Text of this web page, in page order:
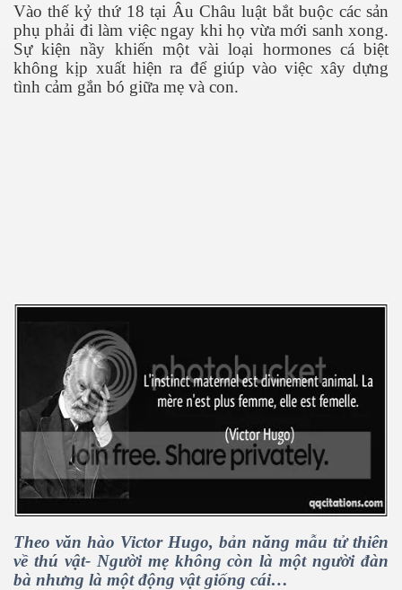
Vào thế kỷ thứ 18 tại Âu Châu luật bắt buộc các sản
phụ phải đi làm việc ngay khi họ vừa mới sanh xong.
Sự kiện nầy khiến một vài loại hormones cá biệt
không kịp xuất hiện ra để giúp vào việc xây dựng
tình cảm gắn bó giữa mẹ và con.
Theo văn hào Victor Hugo, bản năng mẫu tử thiên
về thú vật- Người mẹ không còn là một người đàn
bà nhưng là một động vật giống cái…
BBQ
Dương
làm gì?